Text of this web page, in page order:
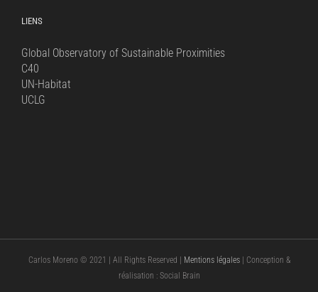
LIENS
Global Observatory of Sustainable Proximities
C40
UN-Habitat
UCLG
Carlos Moreno © 2021 | All Rights Reserved | Mentions légales| Conception &
réalisation : Social Brain